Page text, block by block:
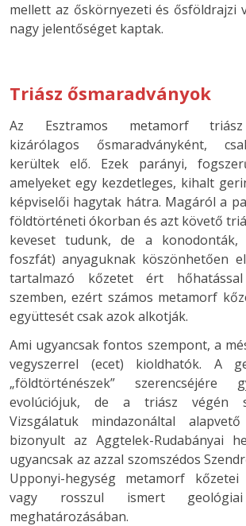
mellett az őskörnyezeti és ősföldrajzi
nagy jelentőséget kaptak.
Triász ősmaradványok
Az Esztramos metamorf triász
kizárólagos ősmaradványként,
kerültek elő. Ezek parányi,
amelyeket egy kezdetleges, kihalt
képviselői hagytak hátra. Magáról a
földtörténeti ókorban és azt követő
keveset tudunk, de a konodonták,
foszfát) anyaguknak köszönhetően
tartalmazó kőzetet ért
szemben, ezért számos metamorf
együttesét csak azok alkotják.
Ami ugyancsak fontos szempont, a
vegyszerrel (ecet) kioldhatók. A
„földtörténészek”
evolúciójuk, de a triász végén
Vizsgálatuk mindazonáltal
bizonyult az Aggtelek-Rudabányai
ugyancsak az azzal szomszédos
Upponyi-hegység metamorf
vagy rosszul ismert
meghatározásában.